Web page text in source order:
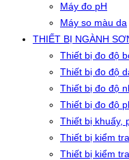
Máy đo pH
Máy so màu da
THIẾT BỊ NGÀNH
Thiết bị đo độ
Thiết bị đo độ
Thiết bị đo độ
Thiết bị đo độ
Thiết bị khuấy,
Thiết bị kiểm
Thiết bị kiểm